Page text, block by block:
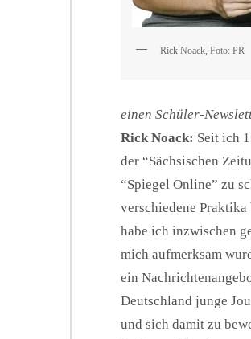
Rick Noack, Foto: PR
einen Schüler-
Rick Noack: Seit ich
der “Sächsischen
“Spiegel Online” zu
verschiedene
habe ich inzwischen
mich aufmerksam
ein
Deutschland junge
und sich damit zu